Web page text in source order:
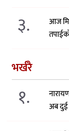
३.
आज
भर्खरै
१.
अब दुई